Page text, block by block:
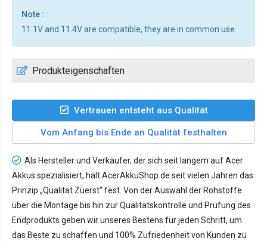
Note :
11.1V and 11.4V are compatible, they are in common use.
Produkteigenschaften
Vertrauen entsteht aus Qualität
Vom Anfang bis Ende an Qualität festhalten
Als Hersteller und Verkäufer, der sich seit langem auf Acer
Akkus spezialisiert, hält AcerAkkuShop.de seit vielen Jahren das
Prinzip „Qualität Zuerst“ fest. Von der Auswahl der Rohstoffe
über die Montage bis hin zur Qualitätskontrolle und Prüfung des
Endprodukts geben wir unseres Bestens für jeden Schritt, um
das Beste zu schaffen und 100% Zufriedenheit von Kunden zu